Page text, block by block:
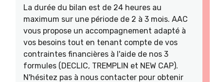
La durée du bilan est de 24 heures au
maximum sur une période de 2 à 3 mois. AAC
vous propose un accompagnement adapté à
vos besoins tout en tenant compte de vos
contraintes financières à l'aide de nos 3
formules (DECLIC, TREMPLIN et NEW CAP).
N'hésitez pas à nous contacter pour obtenir